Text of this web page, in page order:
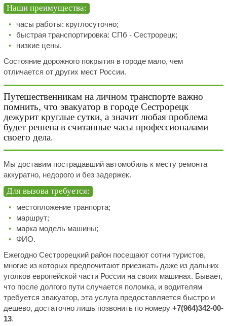
Наши преимущества:
часы работы: круглосуточно;
быстрая транспортировка: СПб - Сестрорецк;
низкие цены.
Состояние дорожного покрытия в городе мало, чем
отличается от других мест России.
Путешественникам на личном транспорте важно
помнить, что эвакуатор в городе Сестрорецк
дежурит круглые сутки, а значит любая проблема
будет решена в считанные часы профессионалами
своего дела.
Мы доставим пострадавший автомобиль к месту ремонта
аккуратно, недорого и без задержек.
Для вызова требуется:
местопложение транпорта;
маршрут;
марка модель машины;
ФИО.
Ежегодно Сестрорецкий район посещают сотни туристов,
многие из которых предпочитают приезжать даже из дальних
уголков европейской части России на своих машинах. Бывает,
что после долгого пути случается поломка, и водителям
требуется эвакуатор, эта услуга предоставляется быстро и
дешево, достаточно лишь позвонить по номеру +7(964)342-00-
13.